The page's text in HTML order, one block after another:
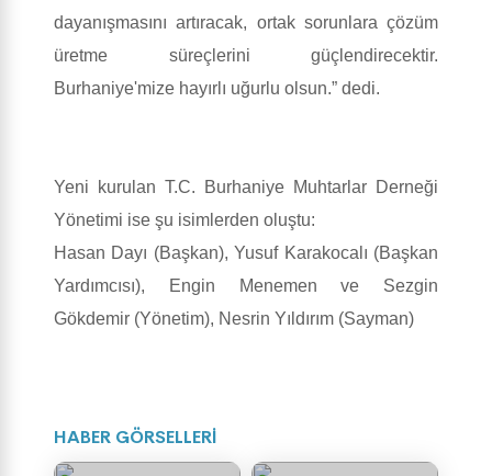
dayanışmasını artıracak, ortak sorunlara çözüm
üretme süreçlerini güçlendirecektir.
Burhaniye'mize hayırlı uğurlu olsun.” dedi.
Yeni kurulan T.C. Burhaniye Muhtarlar Derneği
Yönetimi ise şu isimlerden oluştu:
Hasan Dayı (Başkan), Yusuf Karakocalı (Başkan
Yardımcısı), Engin Menemen ve Sezgin
Gökdemir (Yönetim), Nesrin Yıldırım (Sayman)
HABER GÖRSELLERİ